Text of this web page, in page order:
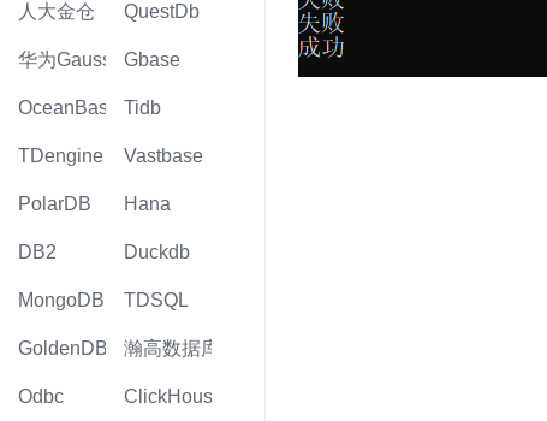
人大金仓 QuestDb
华为Gauss Gbase
OceanBase Tidb
TDengine Vastbase
PolarDB Hana
DB2 Duckdb
MongoDB TDSQL
GoldenDB 瀚高数据库
Odbc ClickHouse